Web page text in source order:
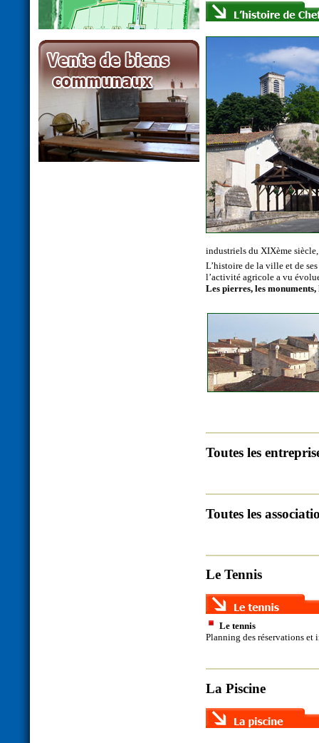
industriels du XIXème siècle,
L’histoire de la ville et de
l’activité agricole a vu
Les pierres, les
Toutes les
Toutes les
Le Tennis
Le tennis
Planning des réservations et
La Piscine